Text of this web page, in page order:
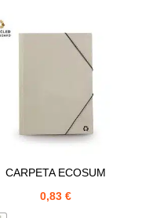
CARPETA ECOSUM
0,83 €